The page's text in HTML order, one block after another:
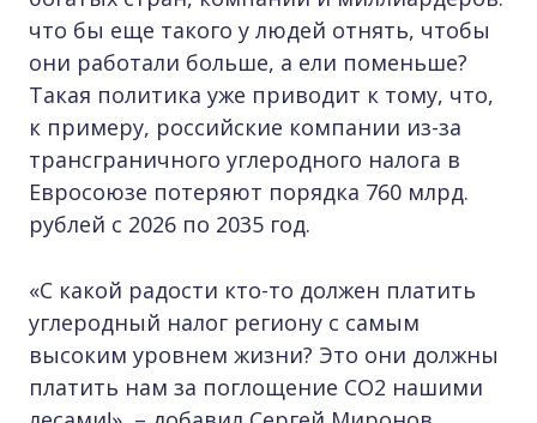
что бы еще такого у людей отнять, чтобы
они работали больше, а ели поменьше?
Такая политика уже приводит к тому, что,
к примеру, российские компании из-за
трансграничного углеродного налога в
Евросоюзе потеряют порядка 760 млрд.
рублей с 2026 по 2035 год.
«С какой радости кто-то должен платить
углеродный налог региону с самым
высоким уровнем жизни? Это они должны
платить нам за поглощение СО2 нашими